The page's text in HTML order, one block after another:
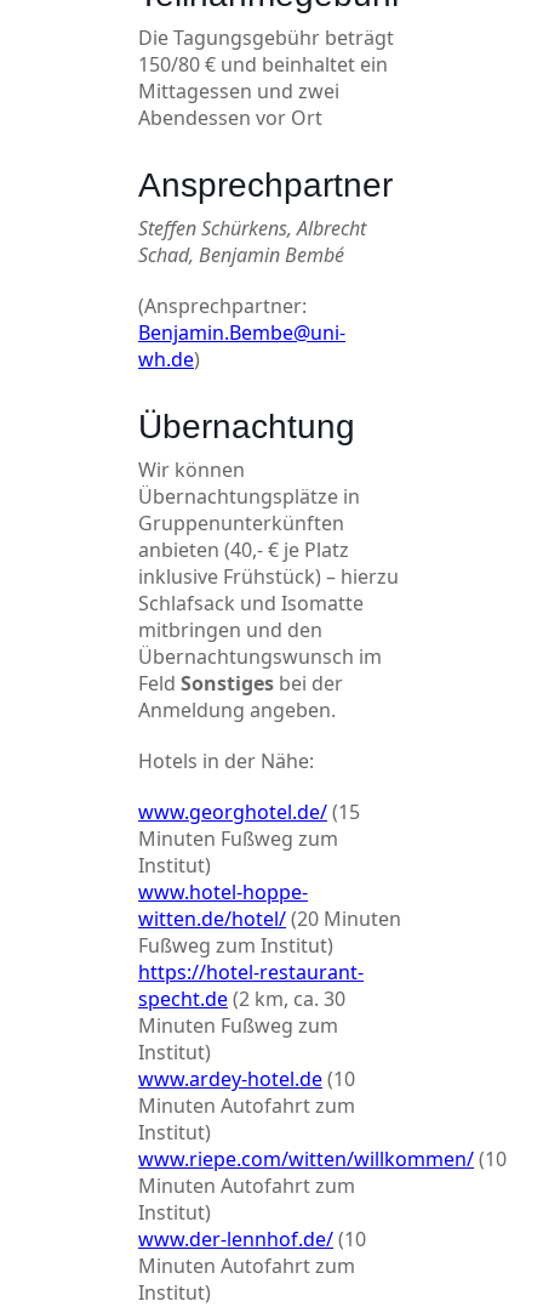
Die Tagungsgebühr beträgt
150/80 € und beinhaltet ein
Mittagessen und zwei
Abendessen vor Ort
Ansprechpartner
Steffen Schürkens, Albrecht
Schad, Benjamin Bembé
(Ansprechpartner:
Benjamin.Bembe@uni-
wh.de)
Übernachtung
Wir können
Übernachtungsplätze in
Gruppenunterkünften
anbieten (40,- € je Platz
inklusive Frühstück) – hierzu
Schlafsack und Isomatte
mitbringen und den
Übernachtungswunsch im
Feld Sonstiges bei der
Anmeldung angeben.
Hotels in der Nähe:
www.georghotel.de/(15
Minuten Fußweg zum
Institut)
www.hotel-hoppe-
witten.de/hotel/(20 Minuten
Fußweg zum Institut)
https://hotel-restaurant-
specht.de(2 km, ca. 30
Minuten Fußweg zum
Institut)
www.ardey-hotel.de(10
Minuten Autofahrt zum
Institut)
www.riepe.com/witten/willkommen/(10
Minuten Autofahrt zum
Institut)
www.der-lennhof.de/(10
Minuten Autofahrt zum
Institut)